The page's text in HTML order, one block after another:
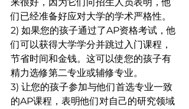
们已经准备好应对大学的学术严格性。
2) 如果您的孩子通过了AP资格考试，他
们可以获得大学学分并跳过入门课程，
节省时间和金钱。这可以使您的孩子有
精力选修第二专业或辅修专业。
3) 让您的孩子参加与他们首选专业一致
的AP课程，表明他们对自己的研究领域